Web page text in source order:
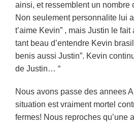
ainsi, et ressemblent un nombre
Non seulement personnalite lui
t’aime Kevin” , mais Justin le
tant beau d’entendre Kevin
benis aussi Justin”. Kevin
de Justin… “
Nous avons passe des annees
situation est vraiment mortel
fermes! Nous reproches qu’une